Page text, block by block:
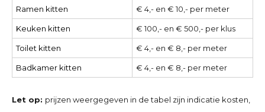
Ramen kitten € 4,- en € 10,- per meter
Keuken kitten € 100,- en € 500,- per klus
Toilet kitten € 4,- en € 8,- per meter
Badkamer kitten € 4,- en € 8,- per meter
Let op: prijzen weergegeven in de tabel zijn indicatie kosten,